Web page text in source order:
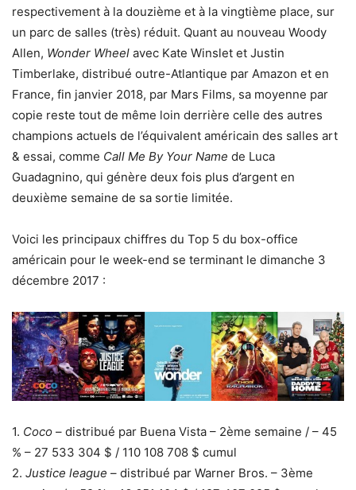
respectivement à la douzième et à la vingtième place, sur
un parc de salles (très) réduit. Quant au nouveau Woody
Allen, Wonder Wheel avec Kate Winslet et Justin
Timberlake, distribué outre-Atlantique par Amazon et en
France, fin janvier 2018, par Mars Films, sa moyenne par
copie reste tout de même loin derrière celle des autres
champions actuels de l’équivalent américain des salles art
& essai, comme Call Me By Your Name de Luca
Guadagnino, qui génère deux fois plus d’argent en
deuxième semaine de sa sortie limitée.
Voici les principaux chiffres du Top 5 du box-office
américain pour le week-end se terminant le dimanche 3
décembre 2017 :
1. Coco – distribué par Buena Vista – 2ème semaine / – 45
% – 27 533 304 $ / 110 108 708 $ cumul
2. Justice league – distribué par Warner Bros. – 3ème